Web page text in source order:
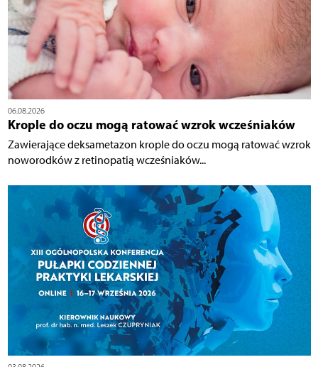
06.08.2026
Krople do oczu mogą ratować wzrok wcześniaków
Zawierające deksametazon krople do oczu mogą ratować wzrok
noworodków z retinopatią wcześniaków...